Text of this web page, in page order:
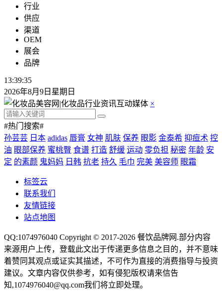
行业
供应
渠道
OEM
展会
品牌
13:39:35
2026年8月9日星期日
×
#热门搜索#
孙芸芸 日本 adidas 唇膏 女神 肌肤 保养 眼影 金泰希 抑痘术 控
油 眼部保养 蜜桃臀 食谱 打造 舒缓 运动 零负担 秘密 年龄 安
定 的素颜 鬼妈妈 日韩 抗老 持久 毛巾 完美 美容师 眼霜
标签云
联系我们
友情链接
站点地图
QQ:1074976040 Copyright © 2017-2026 餐饮品牌网 .部分内容
来源用户上传，登载此文出于传递更多信息之目的，并不意味
着赞同其观点或证实其描述，不可作为直接的消费指导与投资
建议。文章内容仅供参考，如有侵犯版权请来信告
知,1074976040@qq.com我们将立即处理。